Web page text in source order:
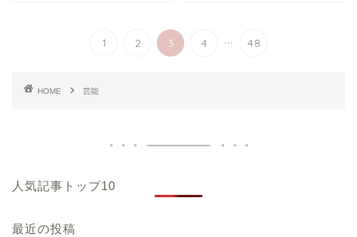
1 2 3 4 ... 48
HOME 芸能
人気記事トップ10
最近の投稿